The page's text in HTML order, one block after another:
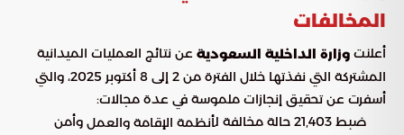
المخالفات
أعلنت وزارة الداخلية السعودية عن نتائج العمليات الميدانية
المشتركة التي نفذتها خلال الفترة من 2 إلى 8 أكتوبر 2025، والتي
أسفرت عن تحقيق إنجازات ملموسة في عدة مجالات:
ضبط 21,403 حالة مخالفة ل
أنظمة الإقامة والعمل وأمن